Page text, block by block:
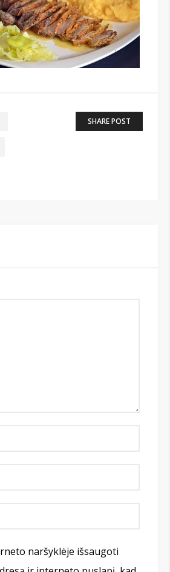
SHARE POST
naršyklėje išsaugoti